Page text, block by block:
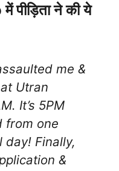
ने की ये
me &
Utran
It’s 5PM
from one
Finally,
&